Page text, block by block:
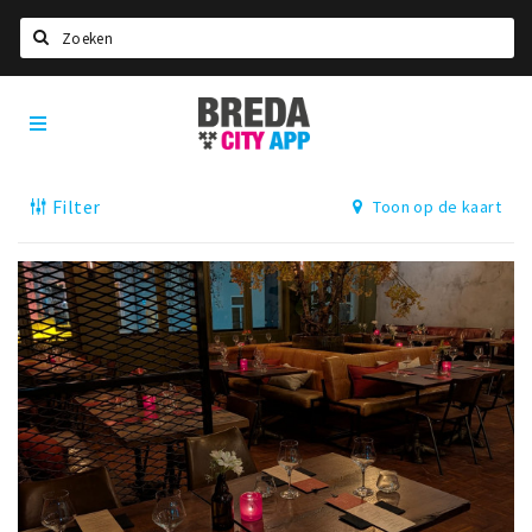
Home
Deals
Nieuws, interviews & blogs
Eten
Drinken
Slapen
Recreatief
Winkels
Breda
City
App
Filter Toon op de kaart